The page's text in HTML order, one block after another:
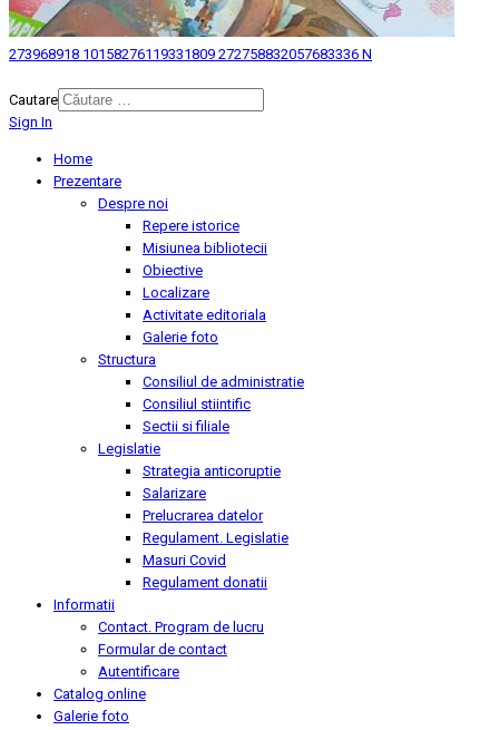
273968918 10158276119331809 272758832057683336 N
Cautare
Sign In
Home
Prezentare
Despre noi
Repere istorice
Misiunea bibliotecii
Obiective
Localizare
Activitate editoriala
Galerie foto
Structura
Consiliul de administratie
Consiliul stiintific
Sectii si filiale
Legislatie
Strategia anticoruptie
Salarizare
Prelucrarea datelor
Regulament. Legislatie
Masuri Covid
Regulament donatii
Informatii
Contact. Program de lucru
Formular de contact
Autentificare
Catalog online
Galerie foto